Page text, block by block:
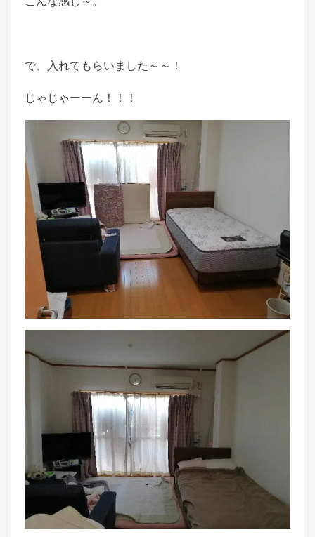
で、入れてもらいました～～！
じゃじゃーーん！！！